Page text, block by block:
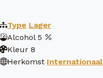
Type Lager
Alcohol 5
Kleur 8
Herkomst Internationaal